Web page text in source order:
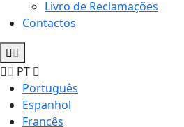
Livro de Reclamações
Contactos
PT
Português
Espanhol
Francês